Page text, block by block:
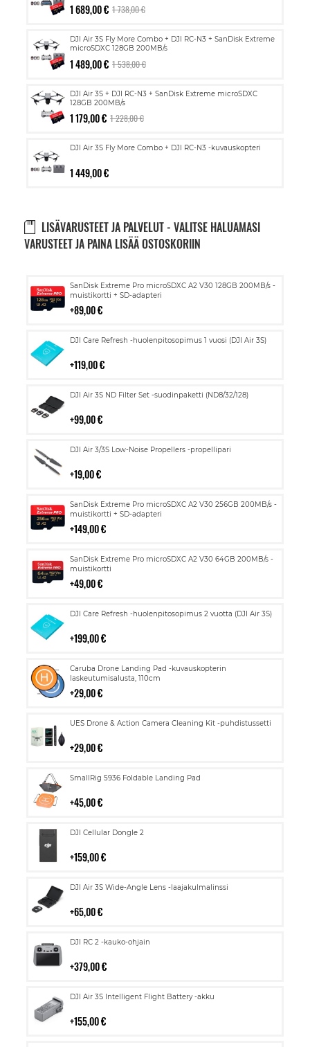
1 689,00 € 1 738,00 €
DJI Air 3S Fly More Combo + DJI RC-N3 + SanDisk Extreme
microSDXC 128GB 200MB/s
1 489,00 € 1 538,00 €
DJI Air 3S + DJI RC-N3 + SanDisk Extreme microSDXC
128GB 200MB/s
1 179,00 € 1 228,00 €
DJI Air 3S Fly More Combo + DJI RC-N3 -kuvauskopteri
1 449,00 €
LISÄVARUSTEET JA PALVELUT - VALITSE HALUAMASI
VARUSTEET JA PAINA LISÄÄ OSTOSKORIIN
SanDisk Extreme Pro microSDXC A2 V30 128GB 200MB/s -
muistikortti + SD-adapteri
89,00 €
Lisää
ostoskoriin
DJI Care Refresh -huolenpitosopimus 1 vuosi (DJI Air 3S)
119,00 €
Lisää
DJI Air 3S ND Filter Set -suodinpaketti (ND8/32/128)
99,00 €
Lisää
DJI Air 3/3S Low-Noise Propellers -propellipari
19,00 €
Lisää
SanDisk Extreme Pro microSDXC A2 V30 256GB 200MB/s -
muistikortti + SD-adapteri
149,00 €
Lisää
ostoskoriin
SanDisk Extreme Pro microSDXC A2 V30 64GB 200MB/s -
muistikortti
49,00 €
Lisää
ostoskoriin
DJI Care Refresh -huolenpitosopimus 2 vuotta (DJI Air 3S)
199,00 €
Lisää
Caruba Drone Landing Pad -kuvauskopterin
laskeutumisalusta, 110cm
29,00 €
Lisää
ostoskoriin
UES Drone & Action Camera Cleaning Kit -puhdistussetti
29,00 €
Lisää
SmallRig 5936 Foldable Landing Pad
45,00 €
Lisää
DJI Cellular Dongle 2
159,00 €
Lisää
DJI Air 3S Wide-Angle Lens -laajakulmalinssi
65,00 €
Lisää
DJI RC 2 -kauko-ohjain
379,00 €
Lisää
DJI Air 3S Intelligent Flight Battery -akku
155,00 €
Lisää